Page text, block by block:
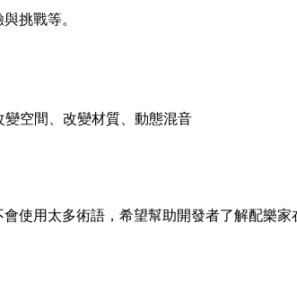
挑戰等。
變空間、改變材質、動態混音
使用太多術語，希望幫助開發者了解配樂